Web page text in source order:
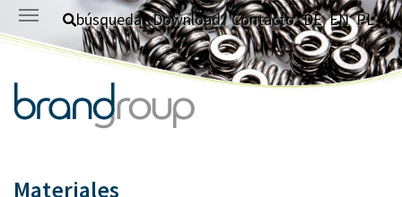
Saltar al contenido principal
búsqueda Download Contacto DE EN PL
Materiales